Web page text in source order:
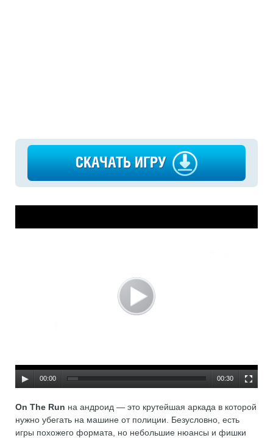
СКАЧАТЬ ИГРУ
00:00 00:30
On The Run на андроид — это крутейшая аркада в которой
нужно убегать на машине от полиции. Безусловно, есть
игры похожего формата, но небольшие нюансы и фишки